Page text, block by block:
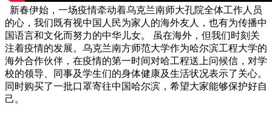
新春伊始，一场疫情牵动着乌克兰南师大孔院全体工作人员
的心，我们既有视中国人民为家人的海外友人，也有为传播中
国语言和文化而努力的中华儿女。 虽在海外，但我们时刻关
注着疫情的发展。乌克兰南方师范大学作为哈尔滨工程大学的
海外合作伙伴，在疫情的第一时间对哈工程送上问候信，对学
校的领导、同事及学生们的身体健康及生活状况表示了关心。
同时购买了一批口罩寄往中国哈尔滨，希望大家能够保护好自
己。